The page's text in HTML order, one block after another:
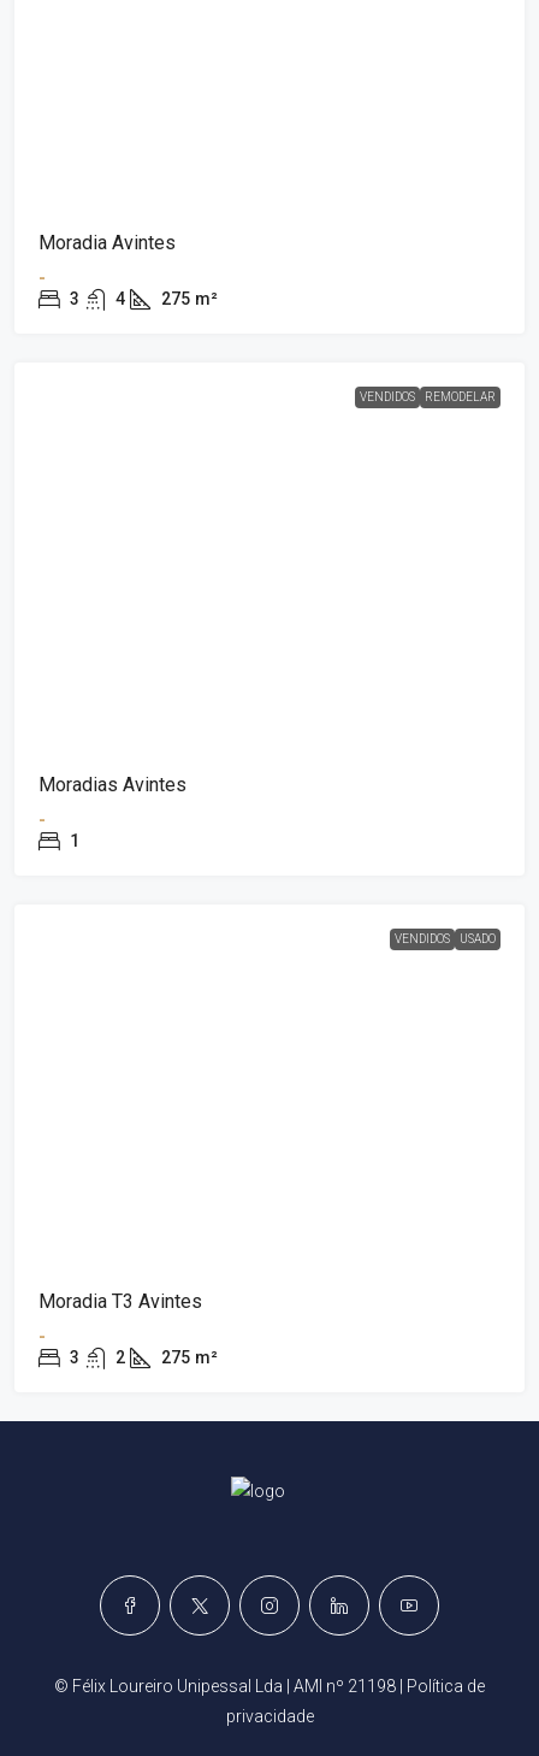
Moradia Avintes
-
3 4 275 m²
VENDIDOS REMODELAR
Moradias Avintes
-
1
VENDIDOS USADO
Moradia T3 Avintes
-
3 2 275 m²
© Félix Loureiro Unipessal Lda | AMI nº 21198 | Política de
privacidade